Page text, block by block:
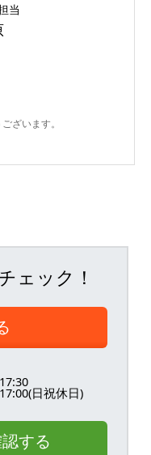
当
ざいます。
ェック！
日祝休日)
する